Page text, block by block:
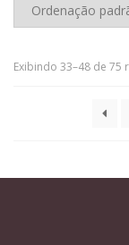
Exibindo 33–48 de 75